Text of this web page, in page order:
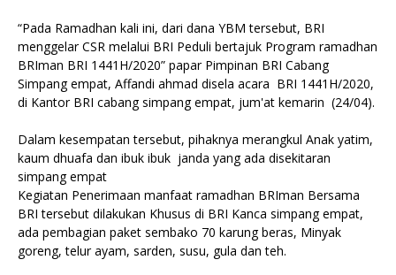
“Pada Ramadhan kali ini, dari dana YBM tersebut, BRI
menggelar CSR melalui BRI Peduli bertajuk Program ramadhan
BRIman BRI 1441H/2020” papar Pimpinan BRI Cabang
Simpang empat, Affandi ahmad disela acara BRI 1441H/2020,
di Kantor BRI cabang simpang empat, jum'at kemarin (24/04).
Dalam kesempatan tersebut, pihaknya merangkul Anak yatim,
kaum dhuafa dan ibuk ibuk janda yang ada disekitaran
simpang empat
Kegiatan Penerimaan manfaat ramadhan BRIman Bersama
BRI tersebut dilakukan Khusus di BRI Kanca simpang empat,
ada pembagian paket sembako 70 karung beras, Minyak
goreng, telur ayam, sarden, susu, gula dan teh.